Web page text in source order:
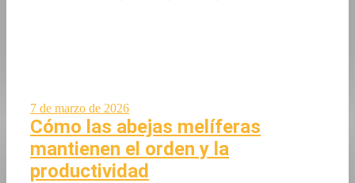
7 de marzo de 2026
Cómo las abejas melíferas
mantienen el orden y la
productividad